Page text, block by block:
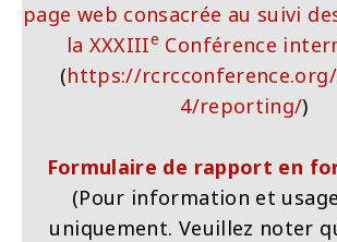
page web consacrée au suivi
la XXXIIIe Conférence
(https://
4/reporting/)
Formulaire de rapport en
(Pour information et
uniquement. Veuillez noter